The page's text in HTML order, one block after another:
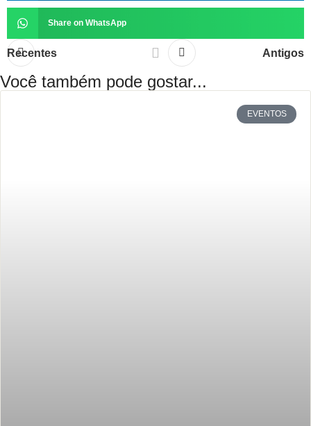
Share on WhatsApp
Recentes Antigos
Você também pode gostar...
EVENTOS